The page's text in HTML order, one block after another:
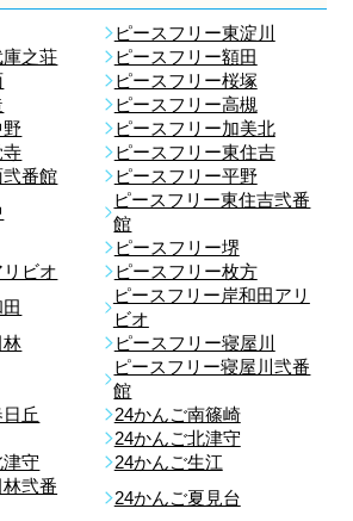
ピースフリー東淀川
庫之荘
ピースフリー額田
ピースフリー桜塚
ピースフリー高槻
野
ピースフリー加美北
寺
ピースフリー東住吉
弐番館
ピースフリー平野
ピースフリー東住吉弐番
館
ピースフリー堺
ビオ
ピースフリー枚方
ピースフリー岸和田アリ
ビオ
林
ピースフリー寝屋川
ピースフリー寝屋川弐番
館
丘
24かんご南篠崎
24かんご北津守
守
24かんご生江
弐番
24かんご夏見台